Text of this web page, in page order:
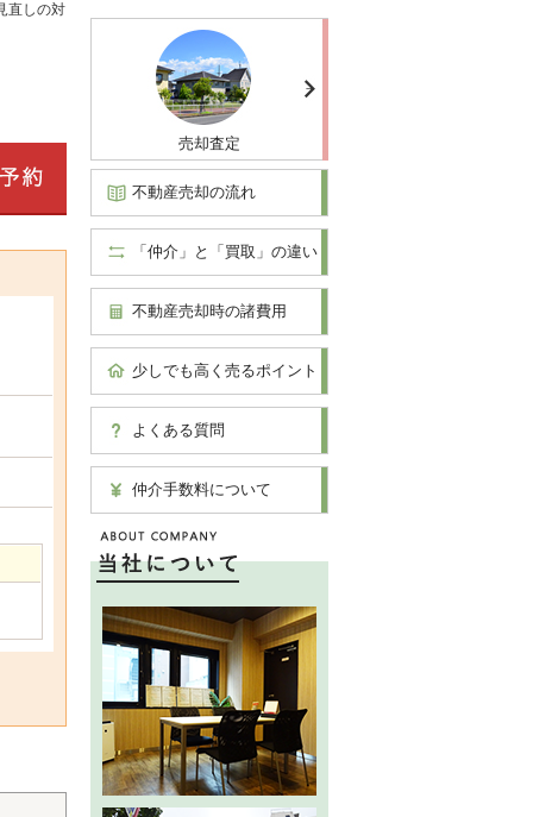
直しの対
売却査定
不動産売却の流れ
「仲介」と「買取」の違い
不動産売却時の諸費用
少しでも高く売るポイント
よくある質問
仲介手数料について